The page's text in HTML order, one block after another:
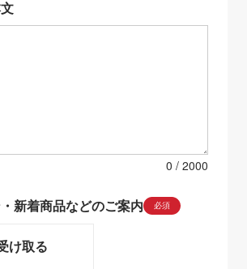
0
新着商品などのご案内 必須
け取る